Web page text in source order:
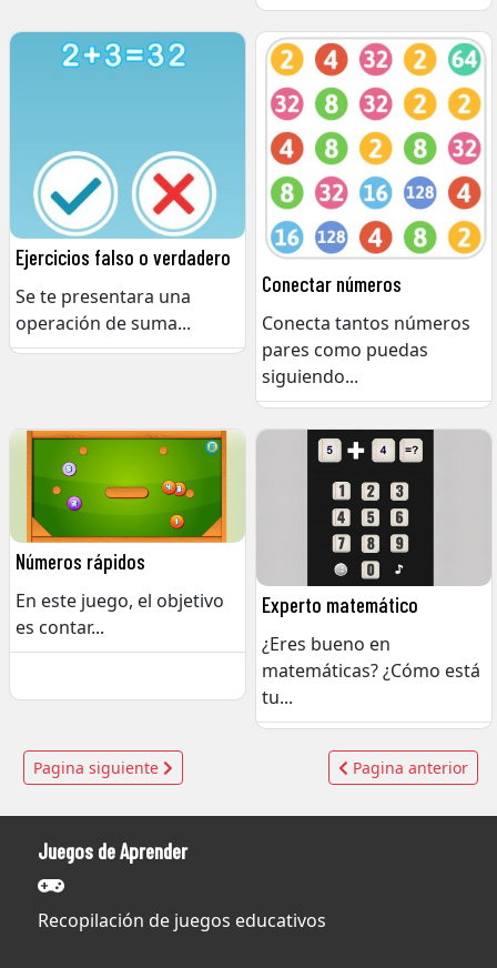
Ejercicios falso o verdadero
Se te presentara una
operación de suma...
Conectar números
Conecta tantos números
pares como puedas
siguiendo...
Números rápidos
En este juego, el objetivo
es contar...
Experto matemático
¿Eres bueno en
matemáticas? ¿Cómo está
tu...
Navegación
entradas
Pagina siguiente Pagina anterior
Juegos de Aprender
Recopilación de juegos educativos